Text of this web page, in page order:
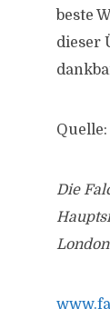
beste
dieser
Die